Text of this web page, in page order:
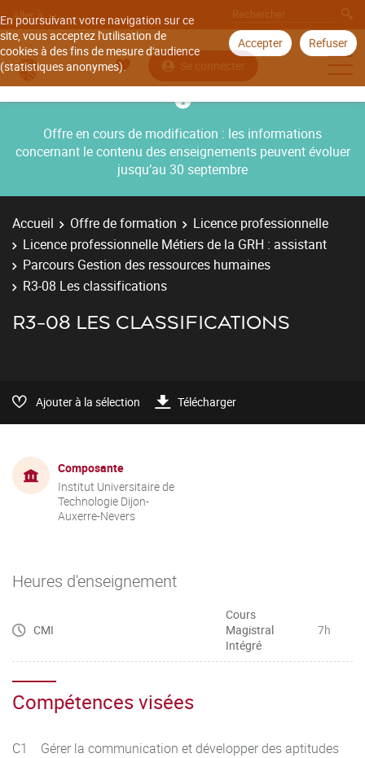
En poursuivant votre navigation sur ce
site, vous acceptez l'utilisation de
cookies à des fins de mesure d'audience
(statistiques anonymes).
Accepter Refuser
Aller à
Se connecter
Offre en cours de modification : les informations
concernant le contenu des enseignements peuvent évoluer
jusqu’au 30 septembre
Accueil Offre de formation
Licence professionnelle
Licence professionnelle Métiers de la GRH : assistant
Parcours Gestion des ressources humaines
R3-08 Les classifications
R3-08 LES CLASSIFICATIONS
Ajouter à la sélection Télécharger
Composante
Institut Universitaire de
Technologie Dijon-
Auxerre-Nevers
Heures d'enseignement
CMI
Cours
Magistral
Intégré
7h
Compétences visées
C1 Gérer la communication et développer des aptitudes